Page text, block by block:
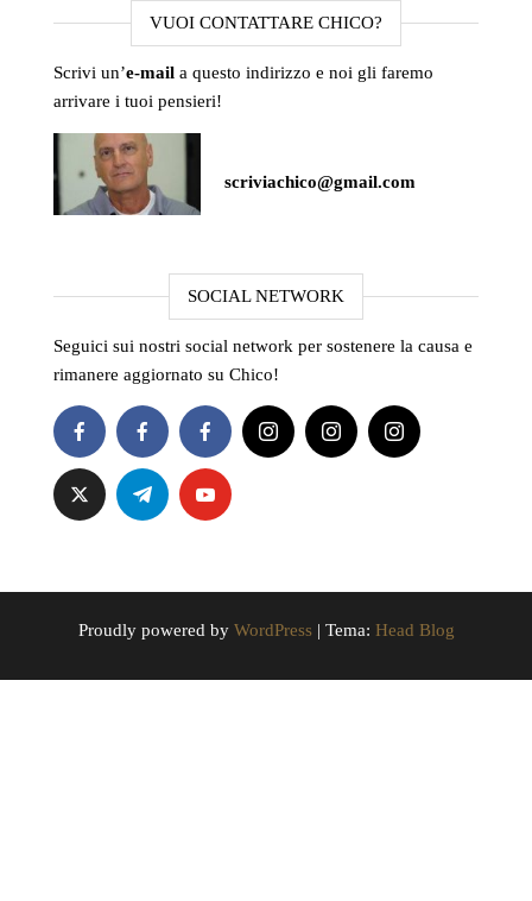
VUOI CONTATTARE CHICO?
Scrivi un’e-mail a questo indirizzo e noi gli faremo
arrivare i tuoi pensieri!
scriviachico@gmail.com
SOCIAL NETWORK
Seguici sui nostri social network per sostenere la causa e
rimanere aggiornato su Chico!
Proudly powered by WordPress | Tema: Head Blog